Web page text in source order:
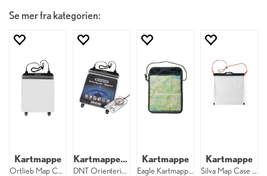
Se mer fra kategorien:
Kartmappe
Ortlieb Map Case 27 x 27 cm
Kartmappe og kompass
DNT Orienteringspakke Kit
Kartmappe
Eagle Kartmappe SLB 27 x 38 cm
Kartmappe
Silva Map Case Minimalist M 30 x 29 cm